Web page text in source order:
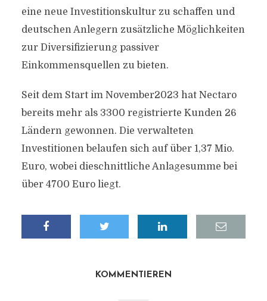
eine neue Investitionskultur zu schaffen und
deutschen Anlegern zusätzliche Möglichkeiten
zur Diversifizierung passiver
Einkommensquellen zu bieten.
Seit dem Start im November2023 hat Nectaro
bereits mehr als 3300 registrierte Kunden 26
Ländern gewonnen. Die verwalteten
Investitionen belaufen sich auf über 1,37 Mio.
Euro, wobei dieschnittliche Anlagesumme bei
über 4700 Euro liegt.
KOMMENTIEREN